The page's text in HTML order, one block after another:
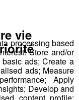
processing based
Store and/or
ads; Create a
ads; Measure
Apply
Develop and
vie